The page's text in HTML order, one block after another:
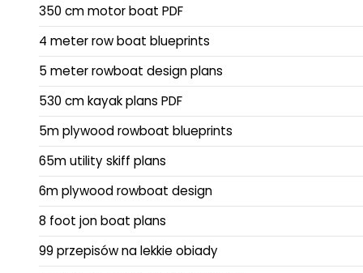
350 cm motor boat PDF
4 meter row boat blueprints
5 meter rowboat design plans
530 cm kayak plans PDF
5m plywood rowboat blueprints
65m utility skiff plans
6m plywood rowboat design
8 foot jon boat plans
99 przepisów na lekkie obiady